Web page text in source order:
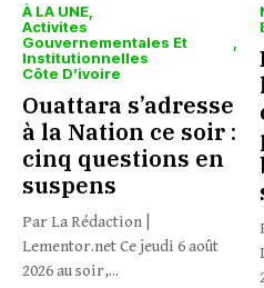
À LA UNE
Activites
Gouvernementales Et
Institutionnelles
Côte D’ivoire
Ouattara s’adresse
à la Nation ce soir :
cinq questions en
suspens
Par La Rédaction |
Lementor.net Ce jeudi 6 août
2026 au soir,...